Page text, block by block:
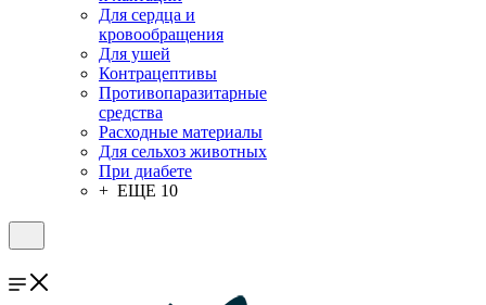
Для сердца и
кровообращения
Для ушей
Контрацептивы
Противопаразитарные
средства
Расходные материалы
Для сельхоз животных
При диабете
+ ЕЩЕ 10